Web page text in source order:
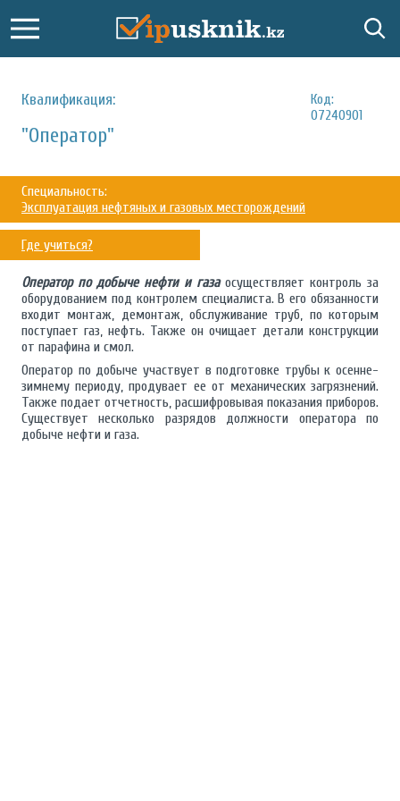
Квалификация:
Код:
07240901
"Оператор"
Специальность:
Эксплуатация нефтяных и газовых месторождений
Где учиться?
Оператор по добыче нефти и газаосуществляет контроль за
оборудованием под контролем специалиста. В его обязанности
входит монтаж, демонтаж, обслуживание труб, по которым
поступает газ, нефть. Также он очищает детали конструкции
от парафина и смол.
Оператор по добыче участвует в подготовке трубы к осенне-
зимнему периоду, продувает ее от механических загрязнений.
Также подает отчетность, расшифровывая показания приборов.
Существует несколько разрядов должности оператора по
добыче нефти и газа.